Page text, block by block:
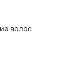
волос